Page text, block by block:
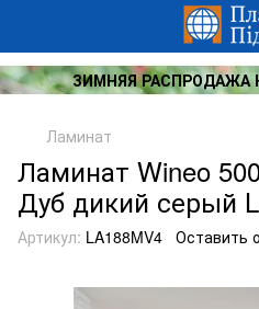
ЗИМНЯЯ РАСПРОДАЖА
Ламинат
Ламинат Wineo
Дуб дикий серый
Артикул: LA188MV4 Оставить